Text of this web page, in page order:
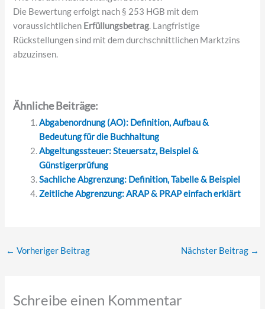
Die Bewertung erfolgt nach § 253 HGB mit dem
voraussichtlichen Erfüllungsbetrag. Langfristige
Rückstellungen sind mit dem durchschnittlichen Marktzins
abzuzinsen.
Ähnliche Beiträge:
Abgabenordnung (AO): Definition, Aufbau &
Bedeutung für die Buchhaltung
Abgeltungssteuer: Steuersatz, Beispiel &
Günstigerprüfung
Sachliche Abgrenzung: Definition, Tabelle & Beispiel
Zeitliche Abgrenzung: ARAP & PRAP einfach erklärt
← Vorheriger Beitrag Nächster Beitrag →
Schreibe einen Kommentar